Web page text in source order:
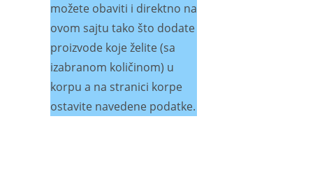
možete obaviti i direktno na
ovom sajtu tako što dodate
proizvode koje želite (sa
izabranom količinom) u
korpu a na stranici korpe
ostavite navedene podatke.